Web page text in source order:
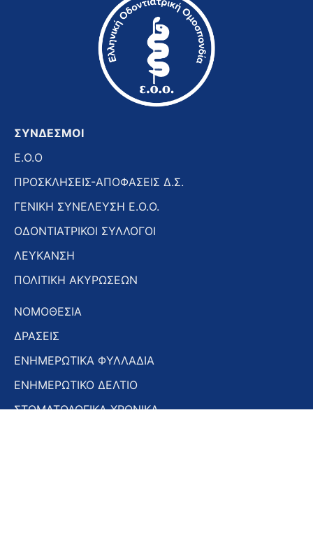
ΣΥΝΔΕΣΜΟΙ
E.O.O
ΠΡΟΣΚΛΗΣΕΙΣ-ΑΠΟΦΑΣΕΙΣ Δ.Σ.
ΓΕΝΙΚΗ ΣΥΝΕΛΕΥΣΗ Ε.Ο.Ο.
ΟΔΟΝΤΙΑΤΡΙΚΟΙ ΣΥΛΛΟΓΟΙ
ΛΕΥΚΑΝΣΗ
ΠΟΛΙΤΙΚΗ ΑΚΥΡΩΣΕΩΝ
ΝΟΜΟΘΕΣΙΑ
ΔΡΑΣΕΙΣ
ΕΝΗΜΕΡΩΤΙΚΑ ΦΥΛΛΑΔΙΑ
ΕΝΗΜΕΡΩΤΙΚΟ ΔΕΛΤΙΟ
ΣΤΟΜΑΤΟΛΟΓΙΚΑ ΧΡΟΝΙΚΑ